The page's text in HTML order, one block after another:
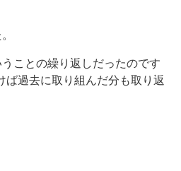
ことの繰り返しだったのです
過去に取り組んだ分も取り返